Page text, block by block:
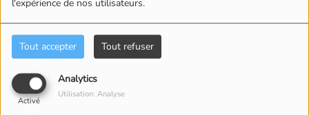
l'expérience de nos utilisateurs.
Tout accepter Tout refuser
Analytics
Activé
Utilisation: Analyse
ÉQUIPE